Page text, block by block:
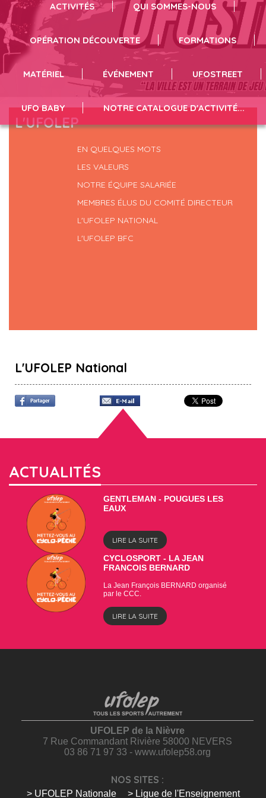
Revivez l'évènement en cliquant ici !
ACTIVITÉS QUI SOMMES-NOUS
OPÉRATION DÉCOUVERTE FORMATIONS
MATÉRIEL ÉVÉNEMENT UFOSTREET
UFO BABY NOTRE CATALOGUE D'ACTIVITÉ...
L'UFOLEP
EN QUELQUES MOTS
LES VALEURS
NOTRE ÉQUIPE SALARIÉE
MEMBRES ÉLUS DU COMITÉ DIRECTEUR
L'UFOLEP NATIONAL
L'UFOLEP BFC
L'UFOLEP National
ACTUALITÉS
GENTLEMAN - POUGUES LES
EAUX
LIRE LA SUITE
CYCLOSPORT - LA JEAN
FRANCOIS BERNARD
La Jean François BERNARD organisé
par le CCC.
LIRE LA SUITE
UFOLEP de la Nièvre
7 Rue Commandant Rivière 58000 NEVERS
03 86 71 97 33 - www.ufolep58.org
NOS SITES :
> UFOLEP Nationale > Ligue de l'Enseignement